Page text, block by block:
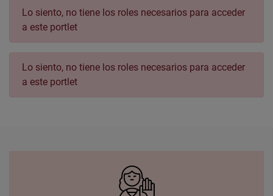
Lo siento, no tiene los roles necesarios para acceder
a este portlet
Lo siento, no tiene los roles necesarios para acceder
a este portlet